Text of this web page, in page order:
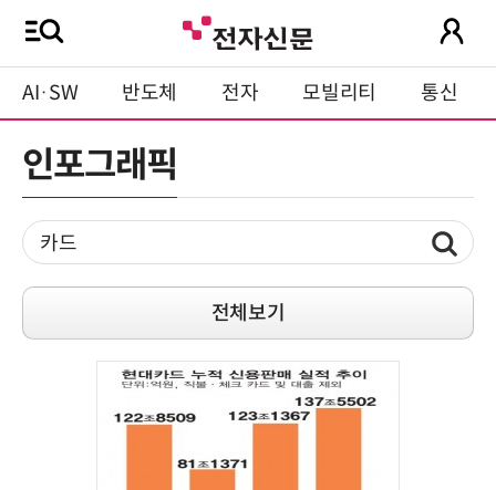
AI·SW 반도체 전자 모빌리티 통신
인포그래픽
전체보기